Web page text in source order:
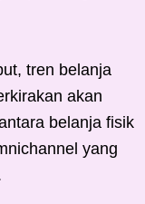
tren belanja
akan
belanja fisik
yang